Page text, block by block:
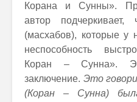
Корана и Сунны».
автор
(масхабов), которые у
неспособность
Коран – Сунна».
заключение. Это
(Коран – Сунна)